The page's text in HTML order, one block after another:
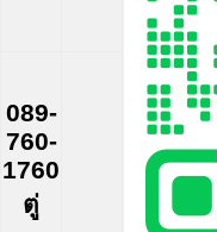
089-
760-
1760
ตู่